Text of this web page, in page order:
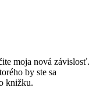
moja nová závislosť.
by ste sa
knižku.